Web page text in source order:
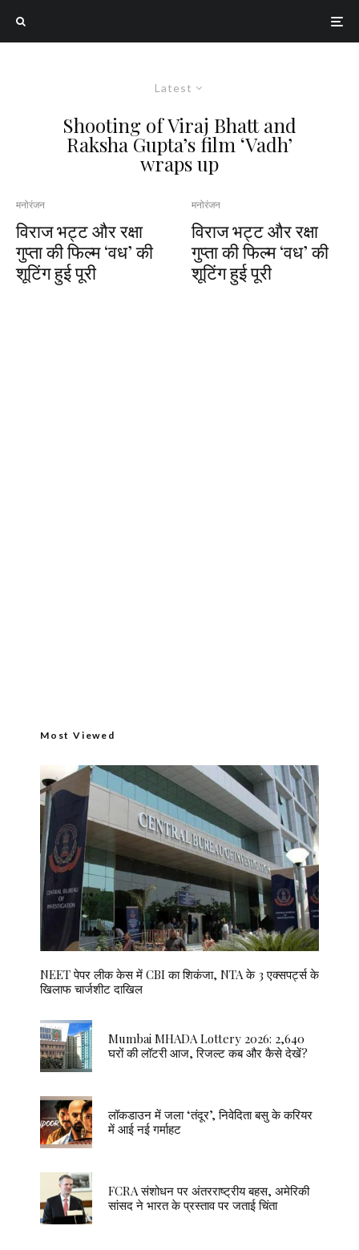
Latest
Shooting of Viraj Bhatt and
Raksha Gupta’s film ‘Vadh’
wraps up
मनोरंजन
विराज भट्ट और रक्षा
गुप्‍ता की फिल्‍म ‘वध’ की
शूटिंग हुई पूरी
मनोरंजन
विराज भट्ट और रक्षा
गुप्‍ता की फिल्‍म ‘वध’ की
शूटिंग हुई पूरी
Most Viewed
NEET पेपर लीक केस में CBI का शिकंजा, NTA के 3 एक्सपर्ट्स के
खिलाफ चार्जशीट दाखिल
Mumbai MHADA Lottery 2026: 2,640
घरों की लॉटरी आज, रिजल्ट कब और कैसे देखें?
लॉकडाउन में जला ‘तंदूर’, निवेदिता बसु के करियर
में आई नई गर्माहट
FCRA संशोधन पर अंतरराष्ट्रीय बहस, अमेरिकी
सांसद ने भारत के प्रस्ताव पर जताई चिंता